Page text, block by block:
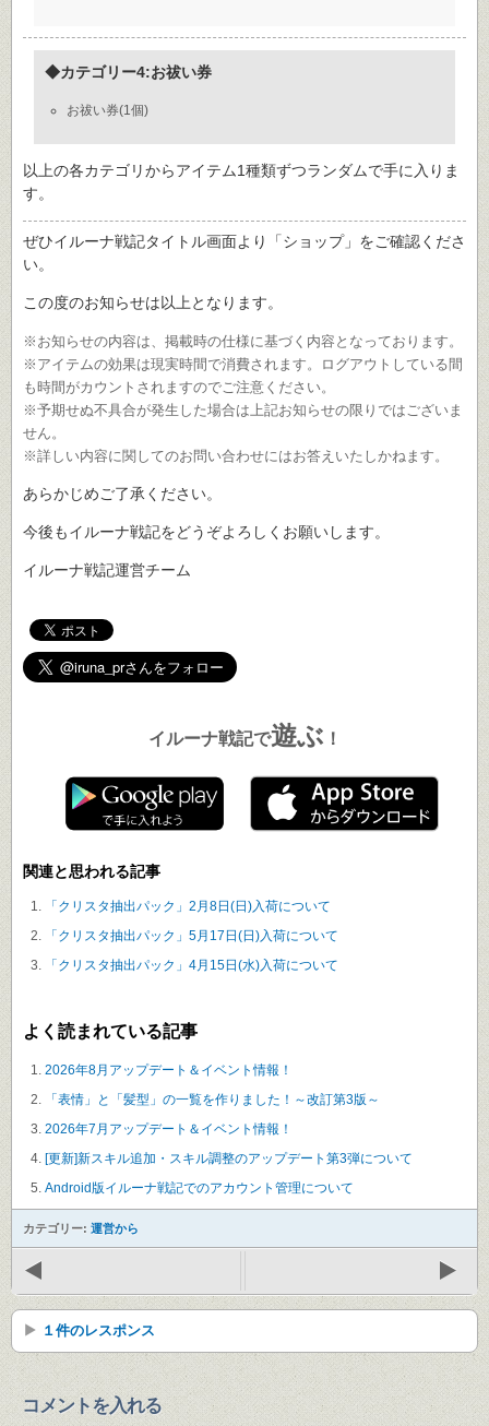
◆カテゴリー4:お祓い券
お祓い券(1個)
以上の各カテゴリからアイテム1種類ずつランダムで手に入りま
す。
ぜひイルーナ戦記タイトル画面より「ショップ」をご確認くださ
い。
この度のお知らせは以上となります。
※お知らせの内容は、掲載時の仕様に基づく内容となっております。
※アイテムの効果は現実時間で消費されます。ログアウトしている間
も時間がカウントされますのでご注意ください。
※予期せぬ不具合が発生した場合は上記お知らせの限りではございま
せん。
※詳しい内容に関してのお問い合わせにはお答えいたしかねます。
あらかじめご了承ください。
今後もイルーナ戦記をどうぞよろしくお願いします。
イルーナ戦記運営チーム
イルーナ戦記で遊ぶ ！
関連と思われる記事
「クリスタ抽出パック」2月8日(日)入荷について
「クリスタ抽出パック」5月17日(日)入荷について
「クリスタ抽出パック」4月15日(水)入荷について
よく読まれている記事
2026年8月アップデート＆イベント情報！
「表情」と「髪型」の一覧を作りました！～改訂第3版～
2026年7月アップデート＆イベント情報！
[更新]新スキル追加・スキル調整のアップデート第3弾について
Android版イルーナ戦記でのアカウント管理について
カテゴリー: 運営から
１件のレスポンス
コメントを入れる